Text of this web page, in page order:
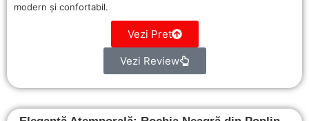
modern și confortabil.
Vezi Pret
Vezi Review